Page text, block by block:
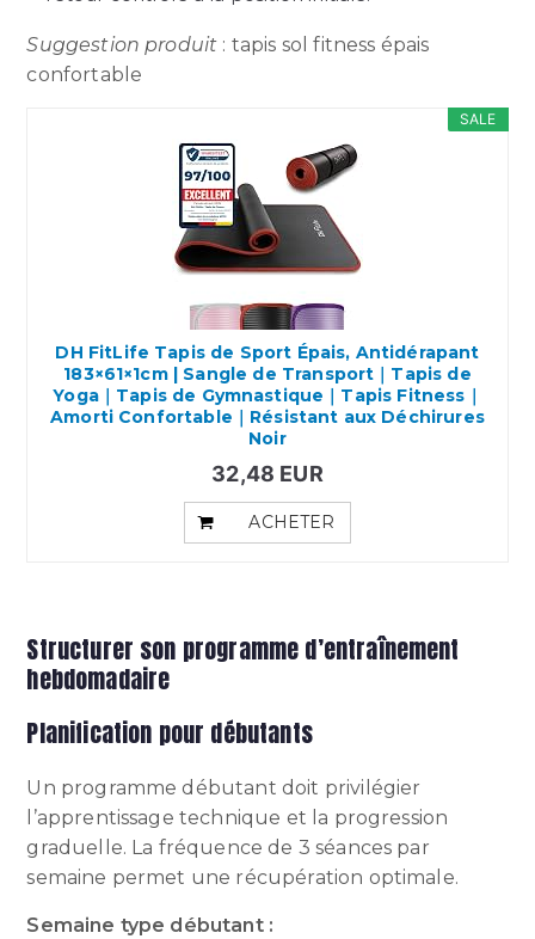
Suggestion produit : tapis sol fitness épais
confortable
SALE
DH FitLife Tapis de Sport Épais, Antidérapant
183×61×1cm | Sangle de Transport｜Tapis de
Yoga｜Tapis de Gymnastique｜Tapis Fitness｜
Amorti Confortable｜Résistant aux Déchirures
Noir
32,48 EUR
ACHETER
Structurer son programme d’entraînement
hebdomadaire
Planification pour débutants
Un programme débutant doit privilégier
l’apprentissage technique et la progression
graduelle. La fréquence de 3 séances par
semaine permet une récupération optimale.
Semaine type débutant :